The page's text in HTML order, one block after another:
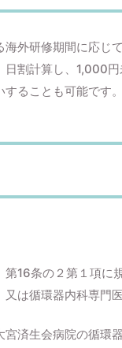
外研修期間に応じて
割計算し、1,000
ることも可能です
16条の２第１項に
は循環器内科専門
済生会病院の循環